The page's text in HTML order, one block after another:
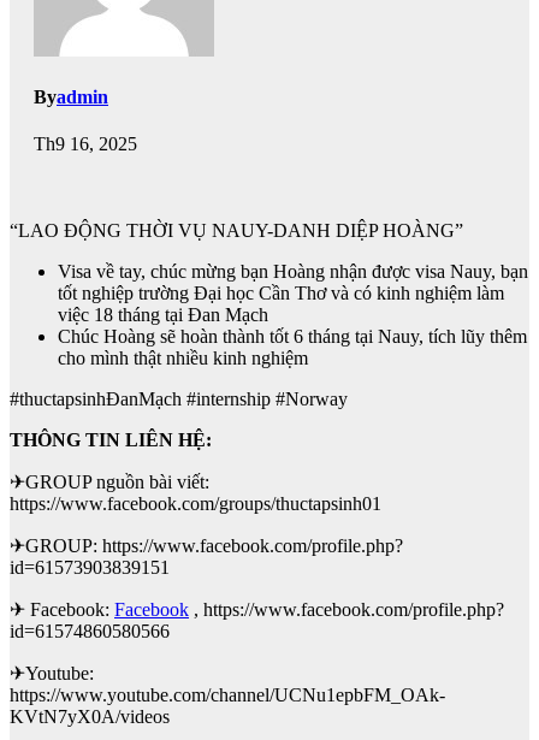
Byadmin
Th9 16, 2025
“LAO ĐỘNG THỜI VỤ NAUY-DANH DIỆP HOÀNG”
Visa về tay, chúc mừng bạn Hoàng nhận được visa Nauy, bạn
tốt nghiệp trường Đại học Cần Thơ và có kinh nghiệm làm
việc 18 tháng tại Đan Mạch
Chúc Hoàng sẽ hoàn thành tốt 6 tháng tại Nauy, tích lũy thêm
cho mình thật nhiều kinh nghiệm
#thuctapsinhĐanMạch #internship #Norway
THÔNG TIN LIÊN HỆ:
✈GROUP nguồn bài viết:
https://www.facebook.com/groups/thuctapsinh01
✈GROUP: https://www.facebook.com/profile.php?
id=61573903839151
✈ Facebook: Facebook , https://www.facebook.com/profile.php?
id=61574860580566
✈Youtube:
https://www.youtube.com/channel/UCNu1epbFM_OAk-
KVtN7yX0A/videos